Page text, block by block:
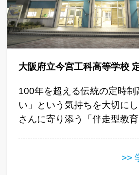
大阪府立今宮工科高等学校
100年を超える伝統の定時制
い」という気持ちを大切に
さんに寄り添う「伴走型教
>>